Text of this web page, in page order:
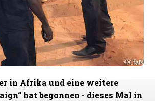
in Afrika und eine weitere
hat begonnen - dieses Mal in